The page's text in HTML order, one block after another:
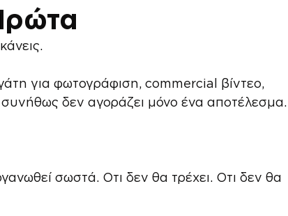
για φωτογράφιση, commercial βίντεο,
δεν αγοράζει μόνο ένα αποτέλεσμα.
σωστά. Οτι δεν θα τρέχει. Οτι δεν θα